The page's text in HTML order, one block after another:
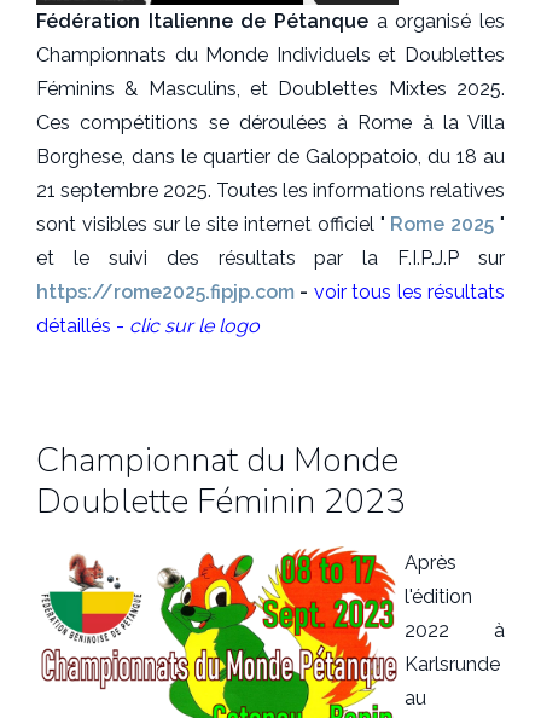
Fédération Italienne de Pétanque a organisé les
Championnats du Monde Individuels et Doublettes
Féminins & Masculins, et Doublettes Mixtes 2025.
Ces compétitions se déroulées à Rome à la Villa
Borghese, dans le quartier de Galoppatoio, du 18 au
21 septembre 2025. Toutes les informations relatives
sont visibles sur le site internet officiel " Rome 2025 "
et le suivi des résultats par la F.I.P.J.P sur
https://rome2025.fipjp.com - voir tous les résultats
détaillés - clic sur le logo
Championnat du Monde
Doublette Féminin 2023
Après
l'édition
2022 à
Karlsrunde
au